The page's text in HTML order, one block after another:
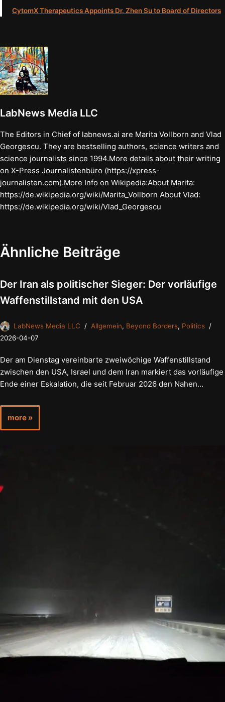
CytomX Therapeutics Appoints Dr. Zhen Su to Board of Directors
LabNews Media LLC
The Editors in Chief of labnews.ai are Marita Vollborn and Vlad
Georgescu. They are bestselling authors, science writers and
science journalists since 1994.More details about their writing
on X-Press Journalistenbüro (https://xpress-
journalisten.com).More Info on Wikipedia:About Marita:
https://de.wikipedia.org/wiki/Marita_Vollborn About Vlad:
https://de.wikipedia.org/wiki/Vlad_Georgescu
Ähnliche Beiträge
Der Iran als politischer Sieger: Der vorläufige
Waffenstillstand mit den USA
LabNews Media LLC Allgemein, Beyond Borders, Politics
2026-04-07
Der am Dienstag vereinbarte zweiwöchige Waffenstillstand
zwischen den USA, Israel und dem Iran markiert das vorläufige
Ende einer Eskalation, die seit Februar 2026 den Nahen…
more »